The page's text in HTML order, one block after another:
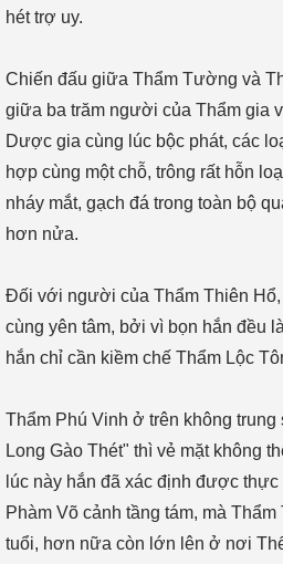
hét trợ uy.
Chiến đấu giữa Thẩm Tường và
giữa ba trăm người của Thẩm gia
Dược gia cùng lúc bộc phát, các
hợp cùng một chỗ, trông rất hỗn
nháy mắt, gạch đá trong toàn bộ
hơn nửa.
Đối với người của Thẩm Thiên
cùng yên tâm, bởi vì bọn hắn đều
hắn chỉ cần kiềm chế Thẩm Lộc
Thẩm Phú Vinh ở trên không trung
Long Gào Thét" thì vẻ mặt không
lúc này hắn đã xác định được
Phàm Võ cảnh tầng tám, mà
tuổi, hơn nữa còn lớn lên ở nơi